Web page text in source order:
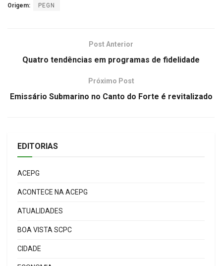
Origem: PEGN
Post Anterior
Quatro tendências em programas de fidelidade
Próximo Post
Emissário Submarino no Canto do Forte é revitalizado
EDITORIAS
ACEPG
ACONTECE NA ACEPG
ATUALIDADES
BOA VISTA SCPC
CIDADE